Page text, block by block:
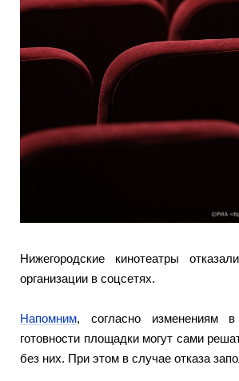
Нижегородские кинотеатры
организации в соцсетях.
Напомним, согласно изменениям
готовности площадки могут сами
без них. При этом в случае отказа